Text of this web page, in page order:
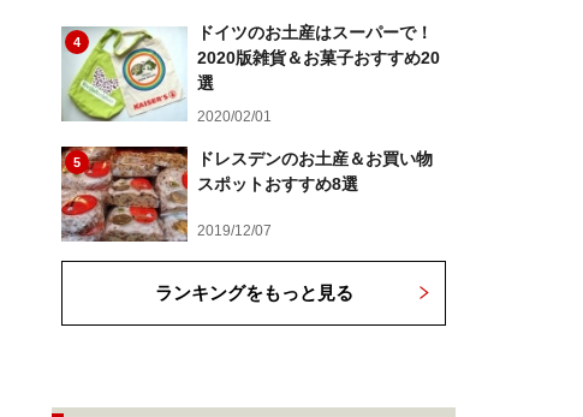
4
ドイツのお土産はスーパーで！
2020版雑貨＆お菓子おすすめ20
選
2020/02/01
5
ドレスデンのお土産＆お買い物
スポットおすすめ8選
2019/12/07
ランキングをもっと見る